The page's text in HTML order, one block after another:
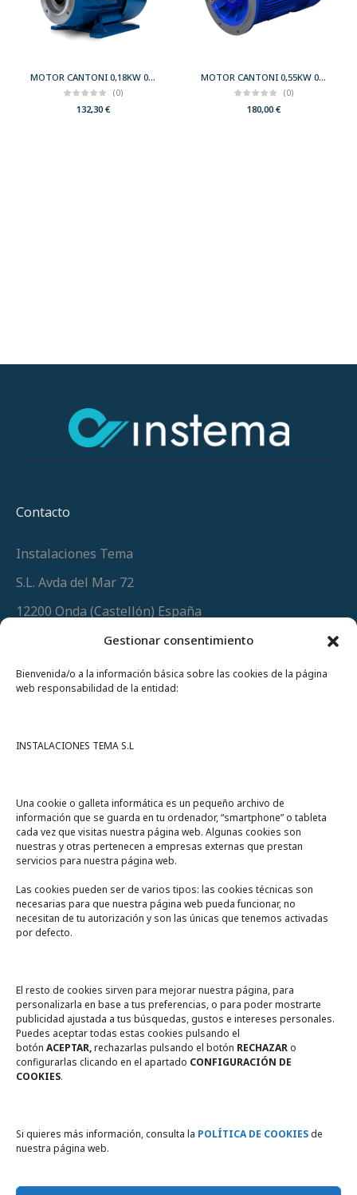
Gestionar consentimiento
Bienvenida/o a la información básica sobre las cookies de la página
web responsabilidad de la entidad:
INSTALACIONES TEMA S.L
Una cookie o galleta informática es un pequeño archivo de
información que se guarda en tu ordenador, “smartphone” o tableta
cada vez que visitas nuestra página web. Algunas cookies son
nuestras y otras pertenecen a empresas externas que prestan
servicios para nuestra página web.
Las cookies pueden ser de varios tipos: las cookies técnicas son
necesarias para que nuestra página web pueda funcionar, no
necesitan de tu autorización y son las únicas que tenemos activadas
por defecto.
El resto de cookies sirven para mejorar nuestra página, para
personalizarla en base a tus preferencias, o para poder mostrarte
publicidad ajustada a tus búsquedas, gustos e intereses personales.
Puedes aceptar todas estas cookies pulsando el
botón ACEPTAR,rechazarlas pulsando el botón RECHAZARo
configurarlas clicando en el apartado CONFIGURACIÓN DE
COOKIES.
Si quieres más información, consulta la POLÍTICA DE COOKIESde
nuestra página web.
MOTOR CANTONI 0,18KW 0,25CV 3000 B34 T63 230/400 IE2
(0)
132,30€
MOTOR CANTONI 0,55KW 0,75CV 3000 B5 T71 230/400 IE2
(0)
180,00€
Contacto
Instalaciones Tema
S.L. Avda del Mar 72
12200 Onda (Castellón) España
(+34) 964 60 34 34
Urgencias y whatsapp649 406 493
A un click
Tienda online Legal
Política de privacidad
Política de Cookies